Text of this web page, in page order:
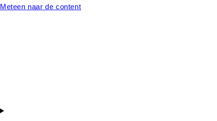
Meteen naar de content